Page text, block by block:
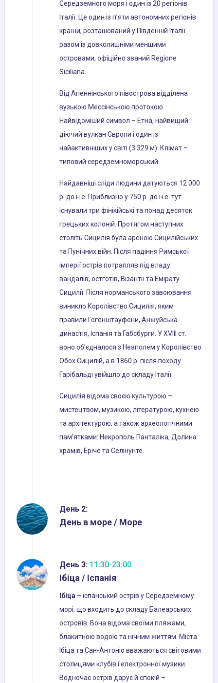
Середземного моря і один із 20 регіонів
Італії. Це один із п’яти автономних регіонів
країни, розташований у Південній Італії
разом із довколишніми меншими
островами, офіційно званий Regione
Siciliana.
Від Апеннінського півострова відділена
вузькою Мессінською протокою.
Найвідоміший символ – Етна, найвищий
діючий вулкан Європи і один із
найактивніших у світі (3 329 м). Клімат –
типовий середземноморський.
Найдавніші сліди людини датуються 12 000
р. до н.е. Приблизно у 750 р. до н.е. тут
існували три фінікійські та понад десяток
грецьких колоній. Протягом наступних
століть Сицилія була ареною Сицилійських
та Пунічних війн. Після падіння Римської
імперії острів потрапляв під владу
вандалів, остготів, Візантії та Емірату
Сицилії. Після норманського завоювання
виникло Королівство Сицилія, яким
правили Гогенштауфени, Анжуйська
династія, Іспанія та Габсбурги. У XVIII ст.
воно об’єдналося з Неаполем у Королівство
Обох Сицилій, а в 1860 р. після походу
Гарібальді увійшло до складу Італії.
Сицилія відома своєю культурою –
мистецтвом, музикою, літературою, кухнею
та архітектурою, а також археологічними
пам’ятками: Некрополь Панталіка, Долина
храмів, Еріче та Селінунте.
День 2:
День в море / Море
День 3: 11:30-23:00
Ібіца / Іспанія
Ібіца – іспанський острів у Середземному
морі, що входить до складу Балеарських
островів. Вона відома своїми пляжами,
блакитною водою та нічним життям. Міста
Ібіца та Сан-Антоніо вважаються світовими
столицями клубів і електронної музики.
Водночас острів дарує й спокій –